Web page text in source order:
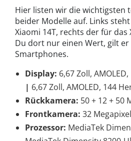
Hier listen wir die wichtigsten
beider Modelle auf. Links
Xiaomi 14T, rechts der für das
Du dort nur einen Wert, gilt
Smartphones.
Display: 6,67 Zoll,
| 6,67 Zoll, AMOLED, 144
Rückkamera: 50 + 12 + 50
Frontkamera: 32 Megapixel
Prozessor: MediaTek